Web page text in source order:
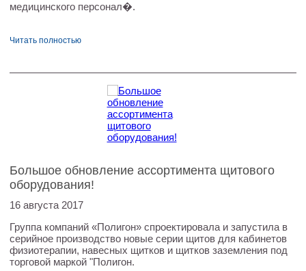
медицинского персонал�.
Читать полностью
Большое обновление ассортимента щитового
оборудования!
16 августа 2017
Группа компаний «Полигон» спроектировала и запустила в
серийное производство новые серии щитов для кабинетов
физиотерапии, навесных щитков и щитков заземления под
торговой маркой "Полигон.